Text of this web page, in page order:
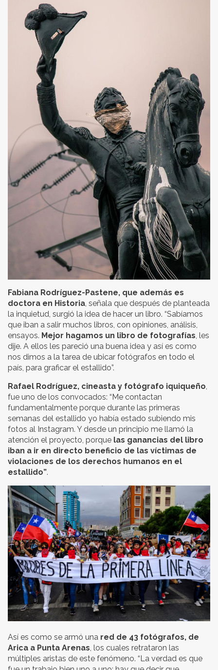
Fabiana Rodríguez-Pastene, que además es
doctora en Historia, señala que después de planteada
la inquietud, surgió la idea de hacer un libro. “Sabíamos
que iban a salir muchos libros, con opiniones, análisis,
ensayos. Mejor hagamos un libro de fotografías, les
dije. A ellos les pareció una buena idea y así es como
nos dimos a la tarea de ubicar fotógrafos en todo el
país, para graficar el estallido”.
Rafael Rodríguez, cineasta y fotógrafo iquiqueño,
fue uno de los convocados: “Me contactan
fundamentalmente porque durante las primeras
semanas del estallido yo había estado subiendo mis
fotos al Instagram. Y desde un principio me llamó la
atención el proyecto, porque las ganancias del libro
iban a ir en directo beneficio de las víctimas de
violaciones de los derechos humanos en el
estallido”.
Así es como se armó una red de 43 fotógrafos, de
Arica a Punta Arenas , los cuales retrataron las
múltiples aristas de este fenómeno. “La verdad es que